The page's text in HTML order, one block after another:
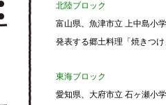
北陸ブロック
富山県、魚津市立 上中島小
発表する郷土料理「焼きつ
東海ブロック
愛知県、大府市立 石ヶ瀬小